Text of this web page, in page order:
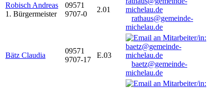
Robisch Andreas
1. Bürgermeister
09571
9707-0
2.01
rathaus@gemeinde-
michelau.de
Bätz Claudia
09571
9707-17
E.03
baetz@gemeinde-
michelau.de